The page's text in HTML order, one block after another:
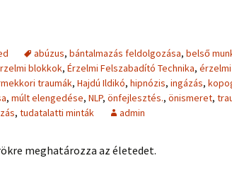
– 4
tudatszintekÜgyfelek meséi
FASTER EFT esetek
GYEREKBAJOK
abúzus, bántalmazás feldolgozása, belső
blokkok, Érzelmi Felszabadító Technika, érzelmi
traumák, Hajdú Ildikó, hipnózis, ingázás,
, múlt elengedése, NLP, önfejlesztés., önismeret,
, tudatalatti minták admin
meghatározza az életedet.